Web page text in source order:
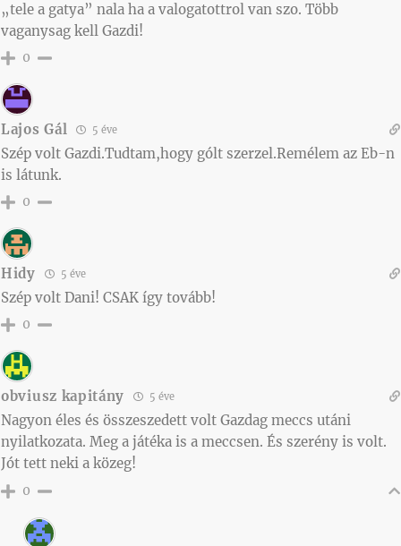
„tele a gatya” nala ha a valogatottrol van szo. Több
vaganysag kell Gazdi!
0
Lajos Gál 5 éve
Szép volt Gazdi.Tudtam,hogy gólt szerzel.Remélem az Eb-n
is látunk.
0
Hidy 5 éve
Szép volt Dani! CSAK így tovább!
0
obviusz kapitány 5 éve
Nagyon éles és összeszedett volt Gazdag meccs utáni
nyilatkozata. Meg a játéka is a meccsen. És szerény is volt.
Jót tett neki a közeg!
0